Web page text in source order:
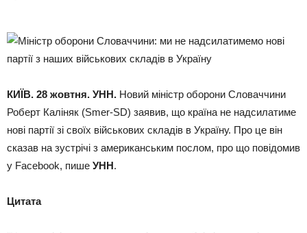
КИЇВ. 28 жовтня. УНН. Новий міністр оборони Словаччини
Роберт Каліняк (Smer-SD) заявив, що країна не надсилатиме
нові партії зі своїх військових складів в Україну. Про це він
сказав на зустрічі з американським послом, про що повідомив
у Facebook, пише УНН.
Цитата